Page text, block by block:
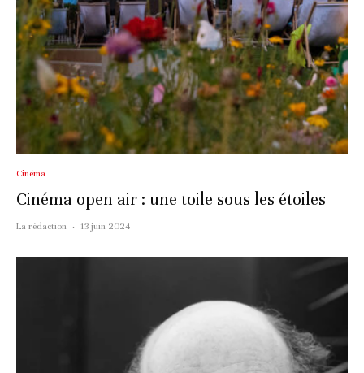
Cinéma
Cinéma open air : une toile sous les étoiles
La rédaction · 13 juin 2024